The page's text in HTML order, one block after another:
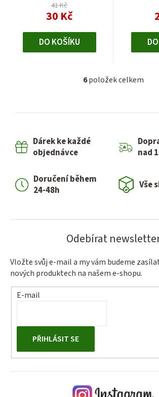
41 Kč
30 Kč
DO KOŠÍKU
O
l
k
v
p
i
6položek celkem
Dárek ke každé
objednávce
nad
Doručení během
24-48h
Vše
Odebírat
Vložte svůj e-mail a my vám budeme
nových produktech na našem e-shopu.
E-mail
PŘIHLÁSIT SE